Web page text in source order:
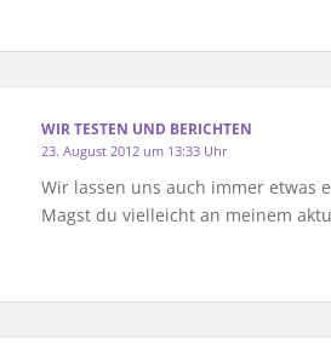
WIR TESTEN UND BERICHTEN
23. August 2012 um 13:33 Uhr
Wir lassen uns auch immer etwas
Magst du vielleicht an meinem